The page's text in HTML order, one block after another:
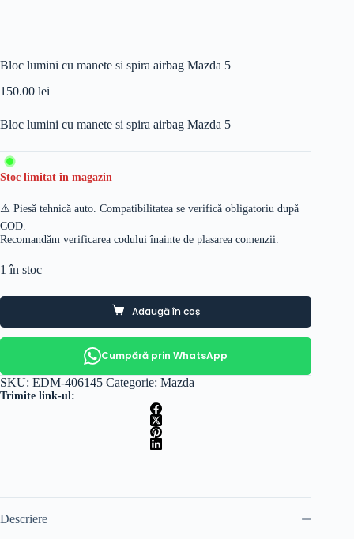
Bloc lumini cu manete si spira airbag Mazda 5
150.00 lei
Bloc lumini cu manete si spira airbag Mazda 5
Stoc limitat în magazin
⚠️ Piesă tehnică auto. Compatibilitatea se verifică obligatoriu după
COD.
Recomandăm verificarea codului înainte de plasarea comenzii.
1 în stoc
Adaugă în coș
Cumpără prin WhatsApp
SKU: EDM-406145 Categorie: Mazda
Trimite link-ul:
Descriere